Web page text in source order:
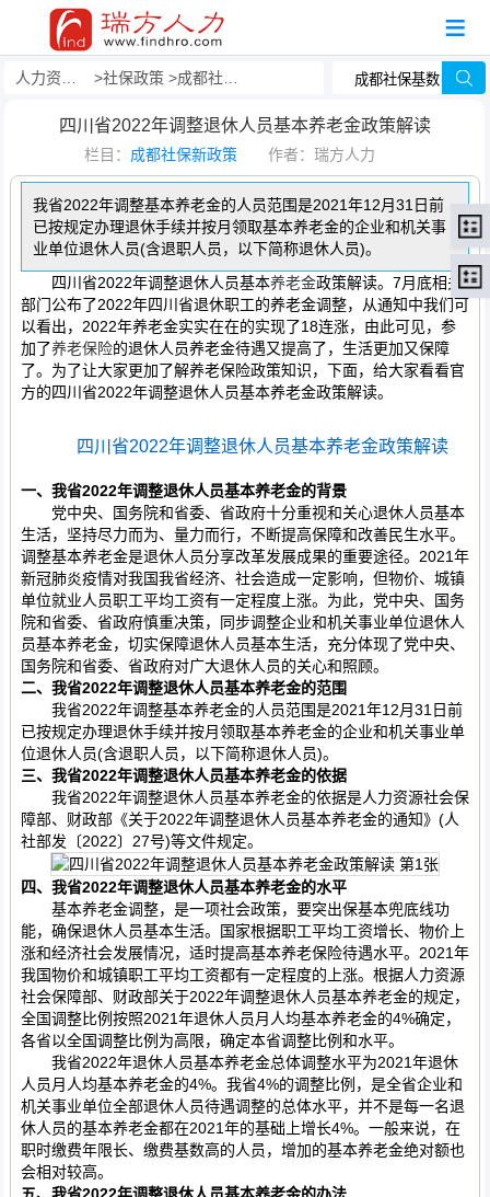
社保政策 成都社保新政策
四川省2022年调整退休人员基本养老金政策解读
栏目： 成都社保新政策 作者：瑞方人力
我省2022年调整基本养老金的人员范围是2021年12月31日前
已按规定办理退休手续并按月领取基本养老金的企业和机关事
业单位退休人员(含退职人员，以下简称退休人员)。
四川省2022年调整退休人员基本养老金政策解读。7月底相关
部门公布了2022年四川省退休职工的养老金调整，从通知中我们可
以看出，2022年养老金实实在在的实现了18连涨，由此可见，参
加了养老保险的退休人员养老金待遇又提高了，生活更加又保障
了。为了让大家更加了解养老保险政策知识，下面，给大家看看官
方的四川省2022年调整退休人员基本养老金政策解读。
四川省2022年调整退休人员基本养老金政策解读
一、我省2022年调整退休人员基本养老金的背景
党中央、国务院和省委、省政府十分重视和关心退休人员基本
生活，坚持尽力而为、量力而行，不断提高保障和改善民生水平。
调整基本养老金是退休人员分享改革发展成果的重要途径。2021年
新冠肺炎疫情对我国我省经济、社会造成一定影响，但物价、城镇
单位就业人员职工平均工资有一定程度上涨。为此，党中央、国务
院和省委、省政府慎重决策，同步调整企业和机关事业单位退休人
员基本养老金，切实保障退休人员基本生活，充分体现了党中央、
国务院和省委、省政府对广大退休人员的关心和照顾。
二、我省2022年调整退休人员基本养老金的范围
我省2022年调整基本养老金的人员范围是2021年12月31日前
已按规定办理退休手续并按月领取基本养老金的企业和机关事业单
位退休人员(含退职人员，以下简称退休人员)。
三、我省2022年调整退休人员基本养老金的依据
我省2022年调整退休人员基本养老金的依据是人力资源社会保
障部、财政部《关于2022年调整退休人员基本养老金的通知》(人
社部发〔2022〕27号)等文件规定。
四、我省2022年调整退休人员基本养老金的水平
基本养老金调整，是一项社会政策，要突出保基本兜底线功
能，确保退休人员基本生活。国家根据职工平均工资增长、物价上
涨和经济社会发展情况，适时提高基本养老保险待遇水平。2021年
我国物价和城镇职工平均工资都有一定程度的上涨。根据人力资源
社会保障部、财政部关于2022年调整退休人员基本养老金的规定，
全国调整比例按照2021年退休人员月人均基本养老金的4%确定，
各省以全国调整比例为高限，确定本省调整比例和水平。
我省2022年退休人员基本养老金总体调整水平为2021年退休
人员月人均基本养老金的4%。我省4%的调整比例，是全省企业和
机关事业单位全部退休人员待遇调整的总体水平，并不是每一名退
休人员的基本养老金都在2021年的基础上增长4%。一般来说，在
职时缴费年限长、缴费基数高的人员，增加的基本养老金绝对额也
会相对较高。